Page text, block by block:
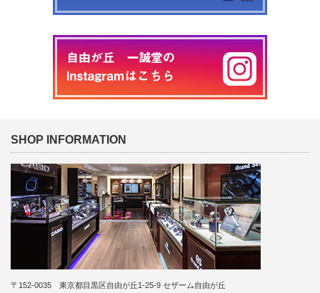
SHOP INFORMATION
〒152-0035 東京都目黒区自由が丘1-25-9 セザーム自由が丘